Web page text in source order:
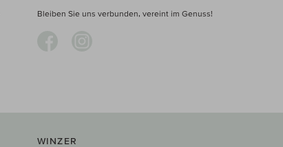
Bleiben Sie uns verbunden, vereint im Genuss!
WINZER